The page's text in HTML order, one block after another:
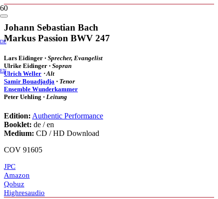
DE
EN
Johann Sebastian Bach
Markus Passion BWV 247
Lars Eidinger ⋅ Sprecher, Evangelist
Ulrike Eidinger ⋅ Sopran
Ulrich Weller ⋅ Alt
Samir Bouadjadja ⋅ Tenor
Ensemble Wunderkammer
Peter Uehling ⋅ Leitung
Edition: Authentic Performance
Booklet: de / en
Medium: CD / HD Download
COV 91605
JPC
Amazon
Qobuz
Highresaudio